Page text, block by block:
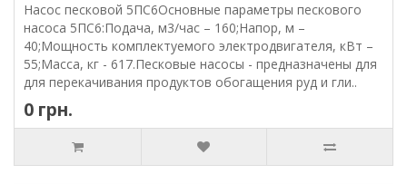
Насос песковой 5ПС6Основные параметры пескового
насоса 5ПС6:Подача, м3/час – 160;Напор, м –
40;Мощность комплектуемого электродвигателя, кВт –
55;Масса, кг - 617.Песковые насосы - предназначены для
для перекачивания продуктов обогащения руд и гли..
0 грн.